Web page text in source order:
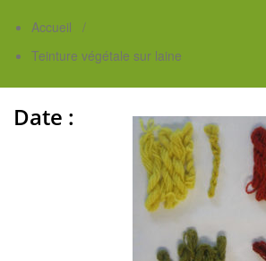
Accueil /
Teinture végétale sur laine
Date :